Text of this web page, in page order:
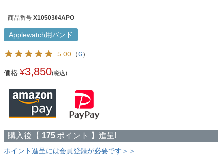
商品番号 X1050304APO
Applewatch用バンド
5.00 （6）
価格 ¥3,850(税込)
購入後【 175 ポイント 】進呈!
ポイント進呈には会員登録が必要です＞＞